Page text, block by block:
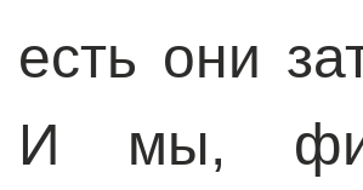
есть они
И мы,